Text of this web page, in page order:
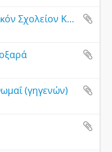
1/τάξιον Νυκτερινόν Δημοτικόν Σχολείον Καρίτσης (Λάρισα)
(γηγενών)